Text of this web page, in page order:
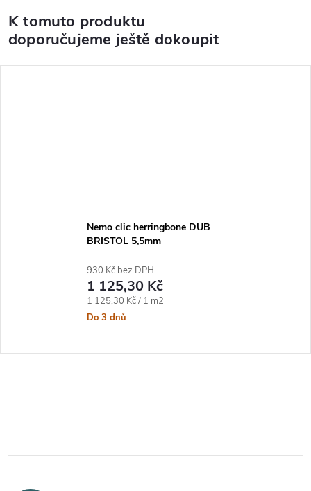
K tomuto produktu
doporučujeme ještě dokoupit
Nemo clic herringbone DUB
BRISTOL 5,5mm
930 Kč bez DPH
1 125,30 Kč
Měrná cena:
1 125,30 Kč / 1 m2
Do 3 dnů